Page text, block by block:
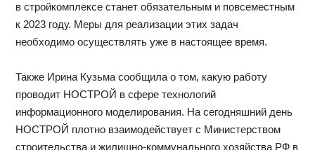
в стройкомплексе станет обязательным и повсеместным
к 2023 году. Меры для реализации этих задач
необходимо осуществлять уже в настоящее время.
Также Ирина Кузьма сообщила о том, какую работу
проводит НОСТРОЙ в сфере технологий
информационного моделирования. На сегодняшний день
НОСТРОЙ плотно взаимодействует с Министерством
строительства и жилищно-коммунального хозяйства РФ в